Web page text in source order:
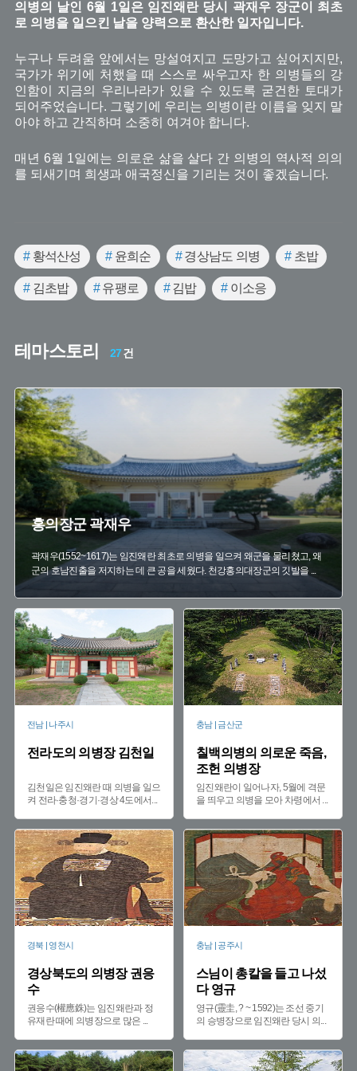
의병의 날인 6월 1일은 임진왜란 당시 곽재우 장군이 최초
로 의병을 일으킨 날을 양력으로 환산한 일자입니다.
누구나 두려움 앞에서는 망설여지고 도망가고 싶어지지만,
국가가 위기에 처했을 때 스스로 싸우고자 한 의병들의 강
인함이 지금의 우리나라가 있을 수 있도록 굳건한 토대가
되어주었습니다. 그렇기에 우리는 의병이란 이름을 잊지 말
아야 하고 간직하며 소중히 여겨야 합니다.
매년 6월 1일에는 의로운 삶을 살다 간 의병의 역사적 의의
를 되새기며 희생과 애국정신을 기리는 것이 좋겠습니다.
#황석산성 #윤희순 #경상남도 의병 #초밥
#김초밥 #유팽로 #김밥 #이소응
# 농기구 # 빙초산
#을사조약체결 단발령
#정유재란
테마스토리 27건
홍의장군 곽재우
곽재우(1552~1617)는 임진왜란 최초로 의병을 일으켜 왜군을 물리쳤고, 왜
군의 호남진출을 저지하는 데 큰 공을 세웠다. 천강홍의대장군의 깃발을 ...
전남 | 나주시
전라도의 의병장 김천일
김천일은 임진왜란 때 의병을 일으
켜 전라·충청·경기·경상 4도에서...
충남 | 금산군
칠백의병의 의로운 죽음,
조헌 의병장
임진왜란이 일어나자, 5월에 격문
을 띄우고 의병을 모아 차령에서 ...
경북 | 영천시
경상북도의 의병장 권응
수
권응수(權應銖)는 임진왜란과 정
유재란 때에 의병장으로 많은 ...
충남 | 공주시
스님이 총칼을 들고 나섰
다 영규
영규(靈圭, ? ~ 1592)는 조선 중기
의 승병장으로 임진왜란 당시 의 ...